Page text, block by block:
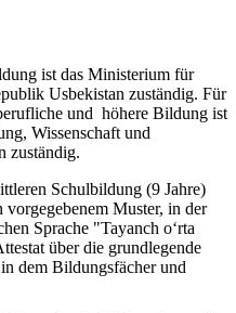
ist das Ministerium für
Usbekistan zuständig. Für
und höhere Bildung ist
Wissenschaft und
zuständig.
Schulbildung (9 Jahre)
vorgegebenem Muster, in der
Sprache "Tayanch o‘rta
über die grundlegende
dem Bildungsfächer und